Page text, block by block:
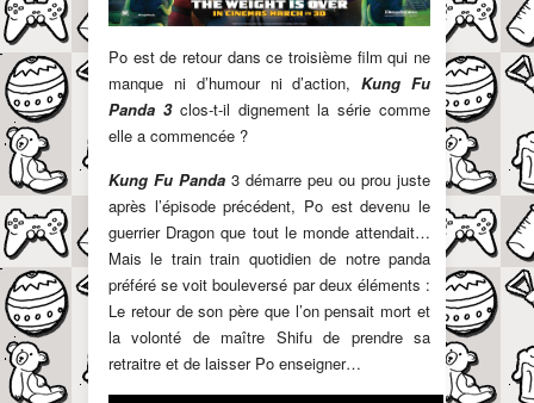
Po est de retour dans ce troisième film qui ne
manque ni d’humour ni d’action,Kung Fu
Panda 3clos-t-il dignement la série comme
elle a commencée ?
Kung Fu Panda 3 démarre peu ou prou juste
après l’épisode précédent, Po est devenu le
guerrier Dragon que tout le monde attendait…
Mais le train train quotidien de notre panda
préféré se voit bouleversé par deux éléments :
Le retour de son père que l’on pensait mort et
la volonté de maître Shifu de prendre sa
retraitre et de laisser Po enseigner…